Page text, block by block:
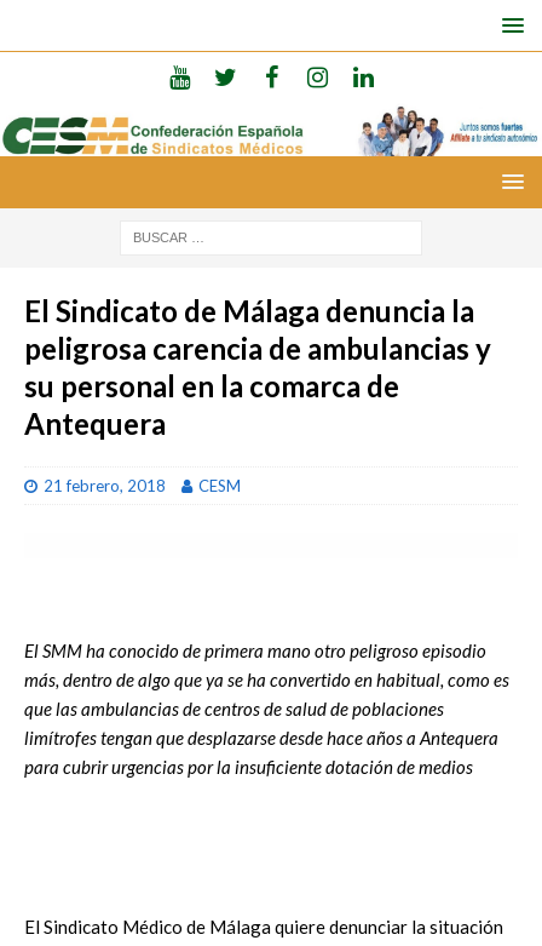
El Sindicato de Málaga denuncia la
peligrosa carencia de ambulancias y
su personal en la comarca de
Antequera
21 febrero, 2018 CESM
El SMM ha conocido de primera mano otro peligroso episodio
más, dentro de algo que ya se ha convertido en habitual, como es
que las ambulancias de centros de salud de poblaciones
limítrofes tengan que desplazarse desde hace años a Antequera
para cubrir urgencias por la insuficiente dotación de medios
El Sindicato Médico de Málaga quiere denunciar la situación